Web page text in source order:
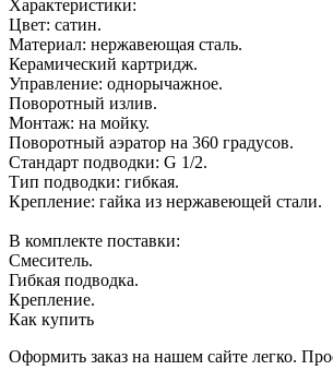
Характеристики:
Цвет: сатин.
Материал: нержавеющая сталь.
Керамический картридж.
Управление: однорычажное.
Поворотный излив.
Монтаж: на мойку.
Поворотный аэратор на 360 градусов.
Стандарт подводки: G 1/2.
Тип подводки: гибкая.
Крепление: гайка из нержавеющей стали.
В комплекте поставки:
Смеситель.
Гибкая подводка.
Крепление.
Как купить
Оформить заказ на нашем сайте легко.